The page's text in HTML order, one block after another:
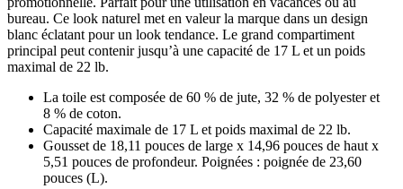
bureau. Ce look naturel met en valeur la marque dans un design
blanc éclatant pour un look tendance. Le grand compartiment
principal peut contenir jusqu’à une capacité de 17 L et un poids
maximal de 22 lb.
La toile est composée de 60 % de jute, 32 % de polyester et
8 % de coton.
Capacité maximale de 17 L et poids maximal de 22 lb.
Gousset de 18,11 pouces de large x 14,96 pouces de haut x
5,51 pouces de profondeur. Poignées : poignée de 23,60
pouces (L).